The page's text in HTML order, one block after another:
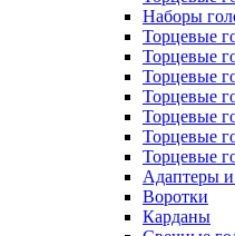
Наборы
Торцевые
Торцевые
Торцевые
Торцевые
Торцевые
Торцевые
Торцевые
Адаптеры
Воротки
Карданы